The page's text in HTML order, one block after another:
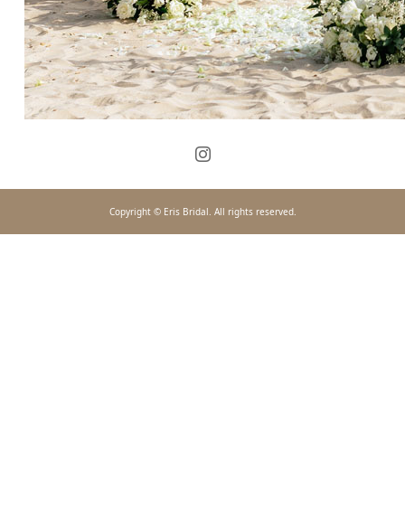
Copyright © Eris Bridal. All rights reserved.